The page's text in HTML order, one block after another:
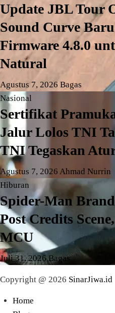
Update JBL Tour
Sound Curve
Firmware 4.8.0
Natural
Agustus 7, 2026 Bagas
Nasional
Sertifikat
Jalur Lolos TNI
TNI Tegaskan
Agustus 7, 2026 Ahmad Nurrin
Hiburan
Spider-Man
Post Credits
MCU
Juli 31, 2026Bagas
Copyright @ 2026 SinarJiwa.id
Home